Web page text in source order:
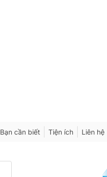
Bạn cần biết Tiện ích Liên hệ